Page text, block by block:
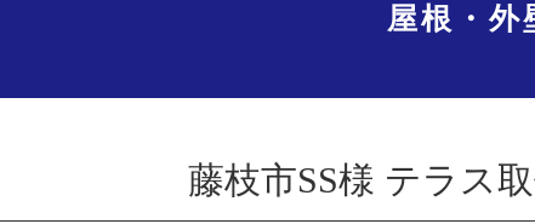
屋根・外
藤枝市SS様 テラス